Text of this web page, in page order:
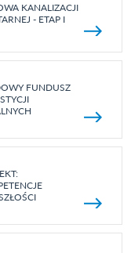
KANALIZACJI
- ETAP I
FUNDUSZ